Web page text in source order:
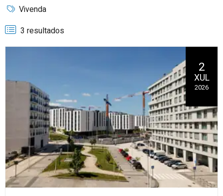
Vivenda
3 resultados
2
XUL
2026